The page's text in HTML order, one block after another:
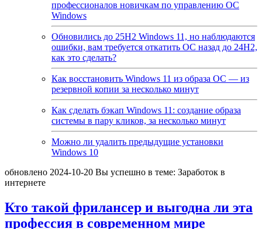
профессионалов новичкам по управлению ОС
Windows
Обновились до 25H2 Windows 11, но наблюдаются
ошибки, вам требуется откатить ОС назад до 24H2,
как это сделать?
Как восстановить Windows 11 из образа ОС — из
резервной копии за несколько минут
Как сделать бэкап Windows 11: создание образа
системы в пару кликов, за несколько минут
Можно ли удалить предыдущие установки
Windows 10
обновлено 2024-10-20 Вы успешно в теме: Заработок в
интернете
Кто такой фрилансер и выгодна ли эта
профессия в современном мире